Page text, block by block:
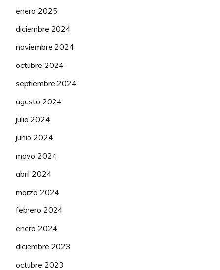
enero 2025
diciembre 2024
noviembre 2024
octubre 2024
septiembre 2024
agosto 2024
julio 2024
junio 2024
mayo 2024
abril 2024
marzo 2024
febrero 2024
enero 2024
diciembre 2023
octubre 2023